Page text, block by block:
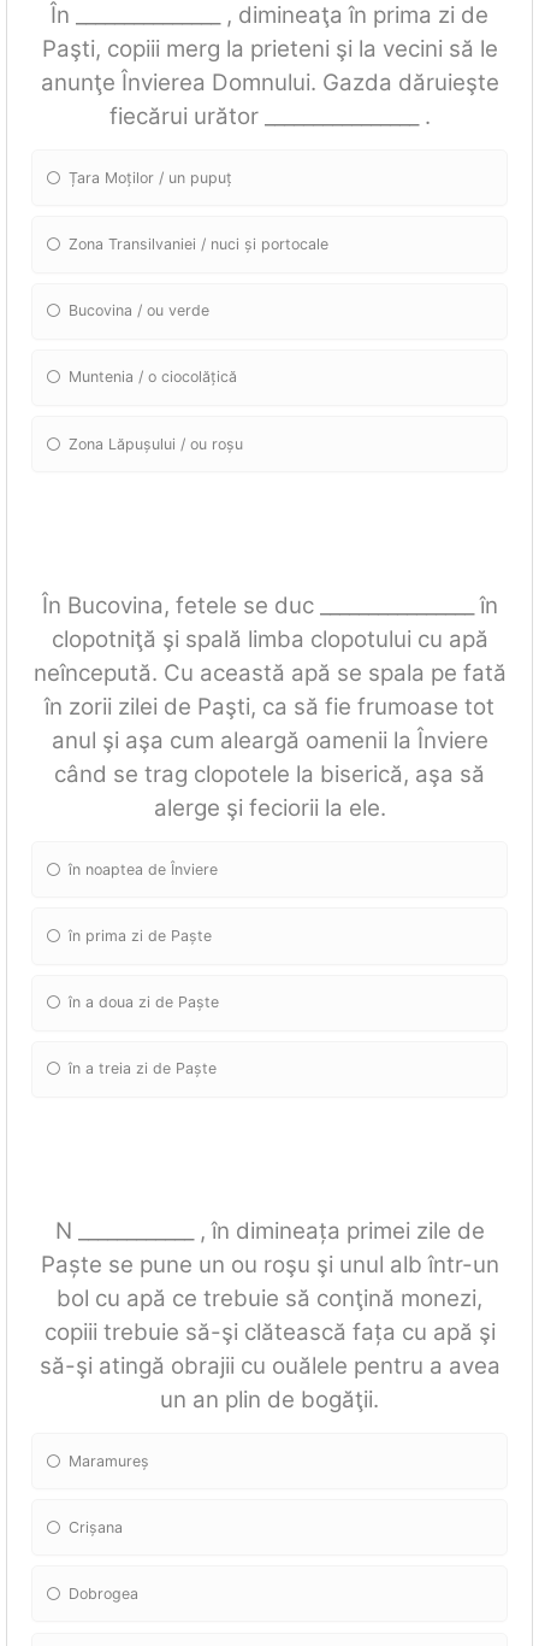
În _______________ , dimineaţa în prima zi de
Paşti, copiii merg la prieteni şi la vecini să le
anunţe Învierea Domnului. Gazda dăruieşte
fiecărui urător ________________ .
Țara Moților / un pupuț
Zona Transilvaniei / nuci și portocale
Bucovina / ou verde
Muntenia / o ciocolățică
Zona Lăpușului / ou roșu
În Bucovina, fetele se duc ________________ în
clopotniţă şi spală limba clopotului cu apă
neîncepută. Cu această apă se spala pe fată
în zorii zilei de Paşti, ca să fie frumoase tot
anul şi aşa cum aleargă oamenii la Înviere
când se trag clopotele la biserică, aşa să
alerge şi feciorii la ele.
în noaptea de Înviere
în prima zi de Paște
în a doua zi de Paște
în a treia zi de Paște
N ____________ , în dimineața primei zile de
Paște se pune un ou roşu şi unul alb într-un
bol cu apă ce trebuie să conţină monezi,
copiii trebuie să-şi clătească fața cu apă şi
să-şi atingă obrajii cu ouălele pentru a avea
un an plin de bogăţii.
Maramureș
Crișana
Dobrogea